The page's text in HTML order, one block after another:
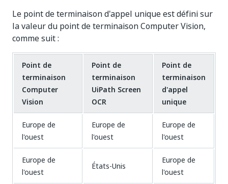
Le point de terminaison d'appel unique est défini sur
la valeur du point de terminaison Computer Vision,
comme suit :
Point de
terminaison
Computer
Vision
Point de
terminaison
UiPath Screen
OCR
Point de
terminaison
d'appel
unique
Europe de
l'ouest
Europe de
l'ouest
Europe de
l'ouest
Europe de
l'ouest
États-Unis
Europe de
l'ouest